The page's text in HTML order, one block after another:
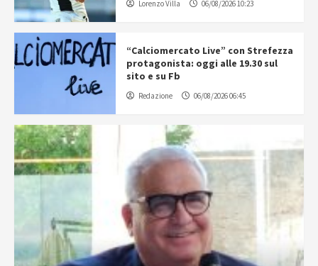
Lorenzo Villa 06/08/2026 10:23
“Calciomercato Live” con Strefezza
protagonista: oggi alle 19.30 sul
sito e su Fb
Redazione 06/08/2026 06:45